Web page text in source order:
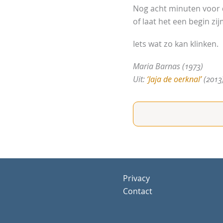
Nog acht minuten voor
of laat het een begin
Iets wat zo kan klinken.
Maria Barnas (1973)
Uit: ‘Jaja de oerknal’
Privacy
Contact